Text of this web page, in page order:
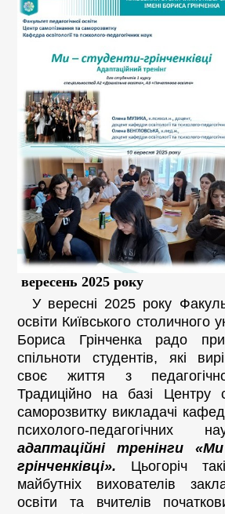
вересень 2025 року
У вересні 2025 року
освіти Київського столичного
Бориса Грінченка радо
спільноти студентів, які
своє життя з
Традиційно на базі Центру
саморозвитку викладачі
психолого-педагогічних
адаптаційні тренінги
грінченківці». Цьогоріч
майбутніх вихователів
освіти та вчителів